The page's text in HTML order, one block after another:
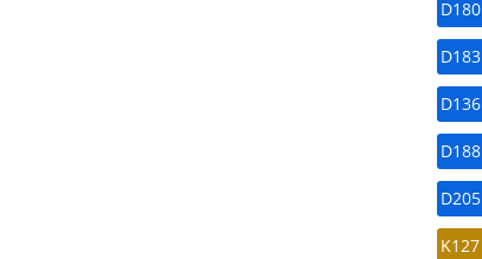
D180
D183
D136
D188
D205
K127